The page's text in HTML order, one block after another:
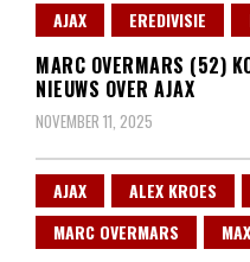
AJAX EREDIVISIE
MARC OVERMARS (52)
NIEUWS OVER AJAX
NOVEMBER 11, 2025
AJAX ALEX KROES
MARC OVERMARS